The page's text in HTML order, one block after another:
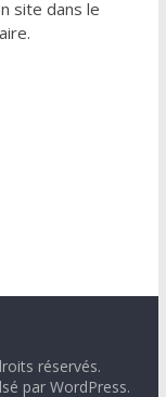
site dans le
réservés.
parWordPress.